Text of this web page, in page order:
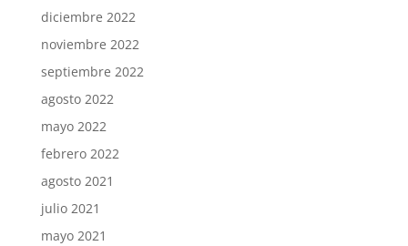
diciembre 2022
noviembre 2022
septiembre 2022
agosto 2022
mayo 2022
febrero 2022
agosto 2021
julio 2021
mayo 2021